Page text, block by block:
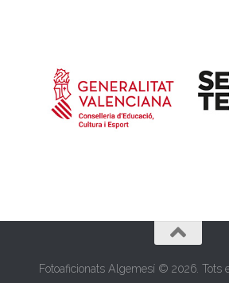
Fotoaficionats Algemesí © 2026. Tots